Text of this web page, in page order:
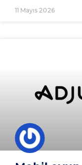
11 Mayıs 2026